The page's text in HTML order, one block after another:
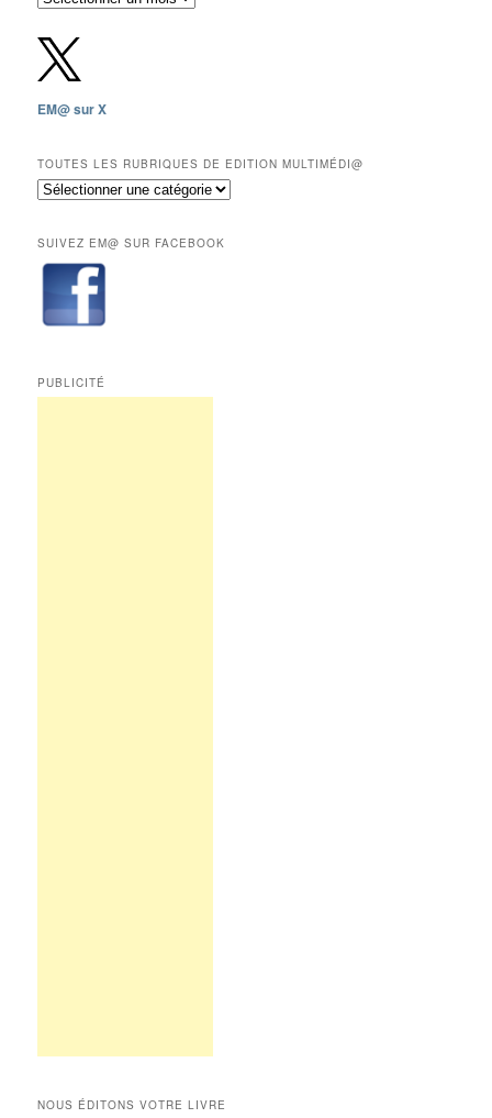
depuis
2009,
sauf
les
mois
réservés
aux
EM@ sur X
TOUTES LES RUBRIQUES DE EDITION MULTIMÉDI@
Toutes
de
Edition
Multimédi@
SUIVEZ EM@ SUR FACEBOOK
PUBLICITÉ
NOUS ÉDITONS VOTRE LIVRE